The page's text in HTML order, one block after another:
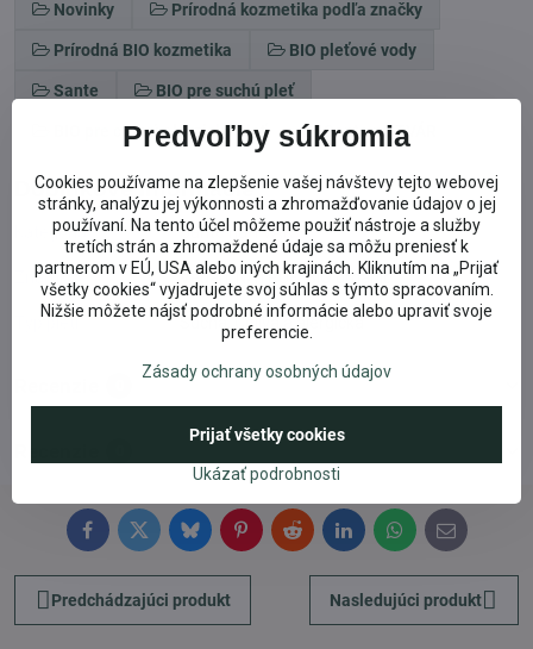
Novinky Prírodná kozmetika podľa značky
Prírodná BIO kozmetika BIO pleťové vody
Sante BIO pre suchú pleť
BIO pre citlivú alergickú pleť Sante na TVÁR
Doplnkové informácie
Kategória: Sante na TVÁR
Známky: Vegan, NATRUE, BIO organic
Typ pleti: Suchá, Citlivá a alergická
FacebookTwitterBlueskyPinterestRedditLinkedInWhatsApp
E-
mail
Predchádzajúci produkt Nasledujúci produkt
Predvoľby súkromia
Cookies používame na zlepšenie vašej návštevy tejto webovej
stránky, analýzu jej výkonnosti a zhromažďovanie údajov o jej
používaní. Na tento účel môžeme použiť nástroje a služby
tretích strán a zhromaždené údaje sa môžu preniesť k
partnerom v EÚ, USA alebo iných krajinách. Kliknutím na „Prijať
všetky cookies“ vyjadrujete svoj súhlas s týmto spracovaním.
Nižšie môžete nájsť podrobné informácie alebo upraviť svoje
preferencie.
Zásady ochrany osobných údajov
Ukázať podrobnosti
Prijať všetky cookies